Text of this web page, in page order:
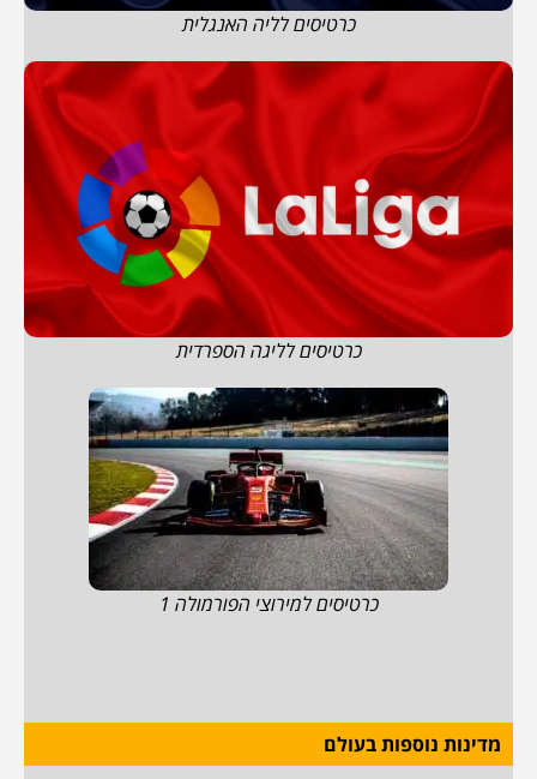
כרטיסים לליה האנגלית
כרטיסים לליגה הספרדית
כרטיסים למירוצי הפורמולה 1
מדינות נוספות בעולם